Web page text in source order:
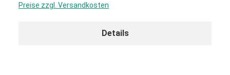
Preise zzgl. Versandkosten
Details